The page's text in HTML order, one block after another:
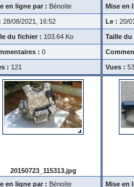
en ligne par : Bénoïte
28/08/2021, 16:52
du fichier : 103.64 Ko
: 0
: 121
Mise en
Le : 20/
Taille
Vues :
20150723_115313.jpg
en ligne par : Bénoïte Mise en